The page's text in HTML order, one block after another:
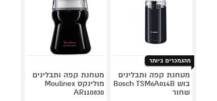
מהנמכרים ביותר
מטחנת קפה ותבלינים
בוש Bosch TSM6A014B
שחור
מטחנת קפה ותבלינים
מולינקס Moulinex
AR110830